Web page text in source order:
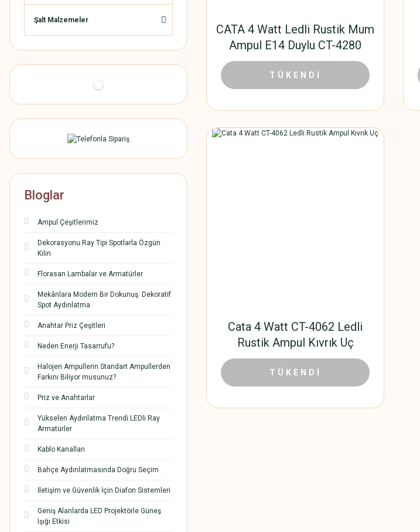
Şalt Malzemeler
Bloglar
Ampul Çeşitlerimiz
Dekorasyonu Ray Tipi Spotlarla Özgün
Kılın
Florasan Lambalar ve Armatürler
Mekânlara Modern Bir Dokunuş: Dekoratif
Spot Aydınlatma
Anahtar Priz Çeşitleri
Neden Enerji Tasarrufu?
Halojen Ampullerin Standart Ampullerden
Farkını Biliyor musunuz?
Priz ve Anahtarlar
Yükselen Aydınlatma Trendi LEDli Ray
Armatürler
Kablo Kanalları
Bahçe Aydınlatmasında Doğru Seçim
İletişim ve Güvenlik İçin Diafon Sistemleri
Geniş Alanlarda LED Projektörle Güneş
Işığı Etkisi
CATA 4 Watt Ledli Rustik Mum
Ampul E14 Duylu CT-4280
85,20 TL 38,34 TL
TÜKENDİ
Cata 4 Watt CT-4062 Ledli
Rustik Ampul Kıvrık Uç
84,00 TL 37,80 TL
TÜKENDİ